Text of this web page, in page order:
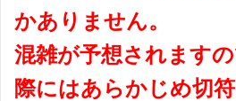
かありません。
混雑が予想されますの
際にはあらかじめ切